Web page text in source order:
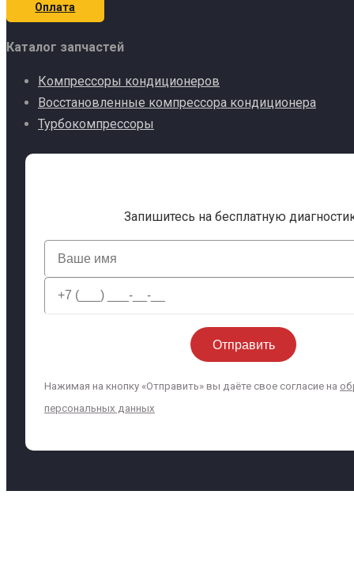
Оплата
Каталог запчастей
Компрессоры кондиционеров
Восстановленные компрессора кондиционера
Турбокомпрессоры
Запишитесь на бесплатную
Нажимая на кнопку «Отправить» вы даёте свое согласие на
персональных данных